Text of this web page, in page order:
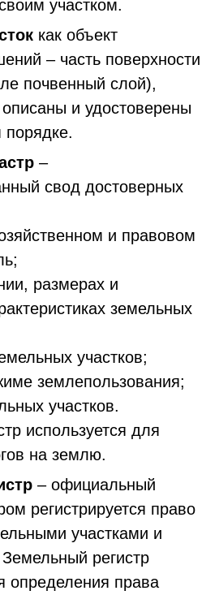
участком.
как объект
– часть поверхности
почвенный слой),
и удостоверены
порядке.
–
свод достоверных
и правовом
размерах и
земельных
участков;
землепользования;
участков.
используется для
на землю.
– официальный
регистрируется право
участками и
регистр
определения права